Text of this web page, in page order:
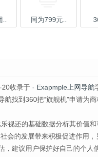
同为799元..
20收录于 - Exapmple上网导航
找到360把“旗舰机”申请为
视还的基础数据分析其价值
会的发展带来积极促进作用
建议用户保护好自己的个人